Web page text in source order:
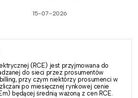
15-07-2026
(RCE) jest przyjmowana do
do sieci przez prosumentów
przy czym niektórzy prosumenci w
po miesięcznej rynkowej cenie
będącej średnią ważoną z cen RCE.